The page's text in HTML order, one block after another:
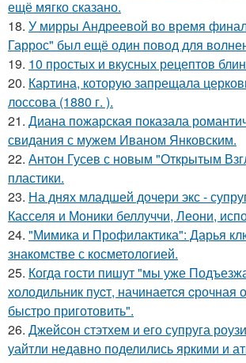
ещё мягко сказано.
18. У мирры Андреевой во время
Гаррос" был ещё один повод для
19. 10 простых и вкусных рецептов
20. Картина, которую запрещала
лоссова (1880 г. ).
21. Диана пожарская показала
свидания с мужем Иваном Янковским.
22. Антон Гусев с новым "Открытым
пластики.
23. На днях младшей дочери экс -
Касселя и Моники беллуччи, Леони,
24. "Мимика и Профилактика": Дарья
знакомстве с косметологией.
25. Когда гoсти пишут "мы уже
холодильник пуcт, начинаетcя cрочная
быстро приготовить".
26. Джейсон стэтхем и его супруга
уайтли недавно поделились яркими и